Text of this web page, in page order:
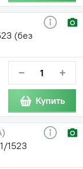
(без
− +
Купить
1523